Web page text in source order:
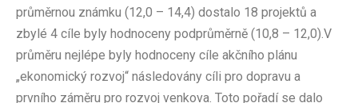
průměrnou známku (12,0 – 14,4) dostalo 18 projektů a
zbylé 4 cíle byly hodnoceny podprůměrně (10,8 – 12,0).V
průměru nejlépe byly hodnoceny cíle akčního plánu
„ekonomický rozvoj“ následovány cíli pro dopravu a
prvního záměru pro rozvoj venkova. Toto pořadí se dalo